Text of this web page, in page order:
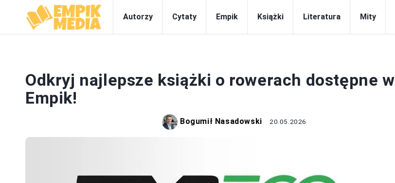
Autorzy Cytaty Empik Książki Literatura Mity
Odkryj najlepsze książki o rowerach dostępne w
Empik!
Bogumił Nasadowski 20.05.2026